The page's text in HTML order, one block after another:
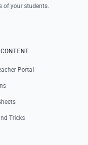
of your students.
CONTENT
Portal
Tricks